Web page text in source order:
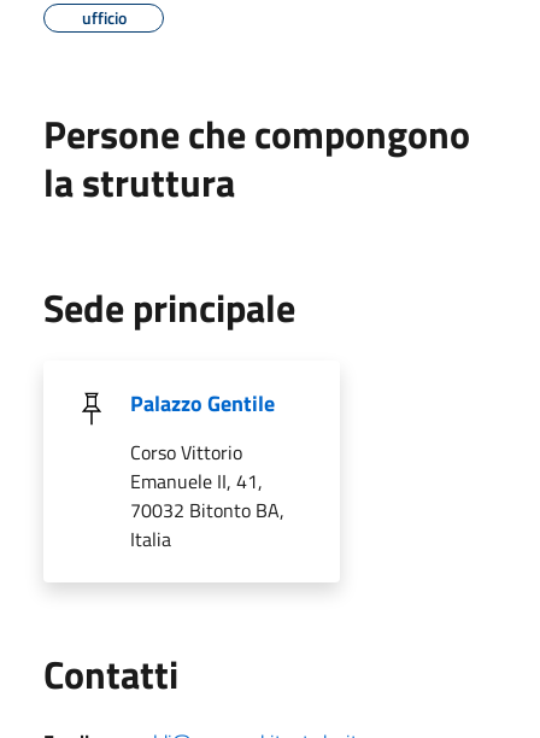
ufficio
Persone che compongono
la struttura
Sede principale
Palazzo Gentile
Corso Vittorio
Emanuele II, 41,
70032 Bitonto BA,
Italia
Contatti